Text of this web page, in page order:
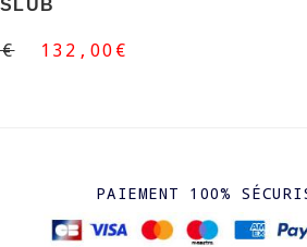
SLUB
132,00€
PAIEMENT 100%